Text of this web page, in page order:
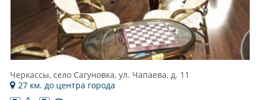
Черкассы, село Сагуновка, ул. Чапаева, д. 11
27 км. до центра города